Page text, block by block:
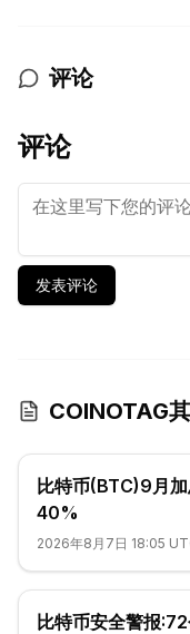
评论
评论
发表评论
COINOTAG
比特币(BTC)9月
40%
2026年8月7日 18:05
比特币安全警报